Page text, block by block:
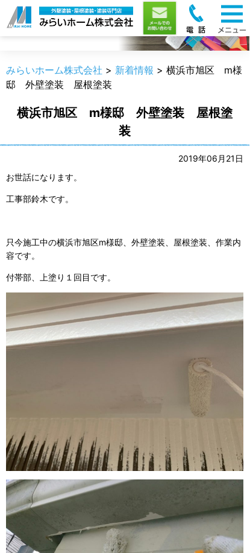
新着情報
みらいホーム株式会社 > 新着情報 > 横浜市旭区 m様
邸 外壁塗装 屋根塗装
横浜市旭区 m様邸 外壁塗装 屋根塗
装
2019年06月21日
お世話になります。
工事部鈴木です。
只今施工中の横浜市旭区m様邸、外壁塗装、屋根塗装、作業内
容です。
付帯部、上塗り１回目です。